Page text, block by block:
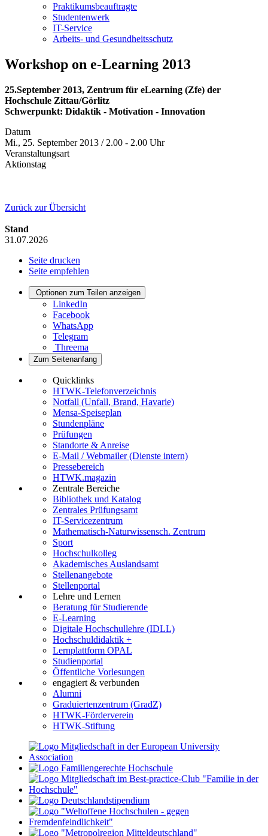
Praktikumsbeauftragte
Studentenwerk
IT-Service
Arbeits- und Gesundheitsschutz
Workshop on e-Learning 2013
25.September 2013, Zentrum für eLearning (Zfe) der
Hochschule Zittau/Görlitz
Schwerpunkt: Didaktik - Motivation - Innovation
Datum
Mi., 25. September 2013 / 2.00 - 2.00 Uhr
Veranstaltungsart
Aktionstag
Zurück zur Übersicht
Stand
31.07.2026
Seite drucken
Seite empfehlen
Optionen zum Teilen anzeigen
LinkedIn
Facebook
WhatsApp
Telegram
Threema
Zum Seitenanfang
Quicklinks
HTWK-Telefonverzeichnis
Notfall (Unfall, Brand, Havarie)
Mensa-Speiseplan
Stundenpläne
Prüfungen
Standorte & Anreise
E-Mail / Webmailer (Dienste intern)
Pressebereich
HTWK.magazin
Zentrale Bereiche
Bibliothek und Katalog
Zentrales Prüfungsamt
IT-Servicezentrum
Mathematisch-Naturwissensch. Zentrum
Sport
Hochschulkolleg
Akademisches Auslandsamt
Stellenangebote
Stellenportal
Lehre und Lernen
Beratung für Studierende
E-Learning
Digitale Hochschullehre (IDLL)
Hochschuldidaktik +
Lernplattform OPAL
Studienportal
Öffentliche Vorlesungen
engagiert & verbunden
Alumni
Graduiertenzentrum (GradZ)
HTWK-Förderverein
HTWK-Stiftung